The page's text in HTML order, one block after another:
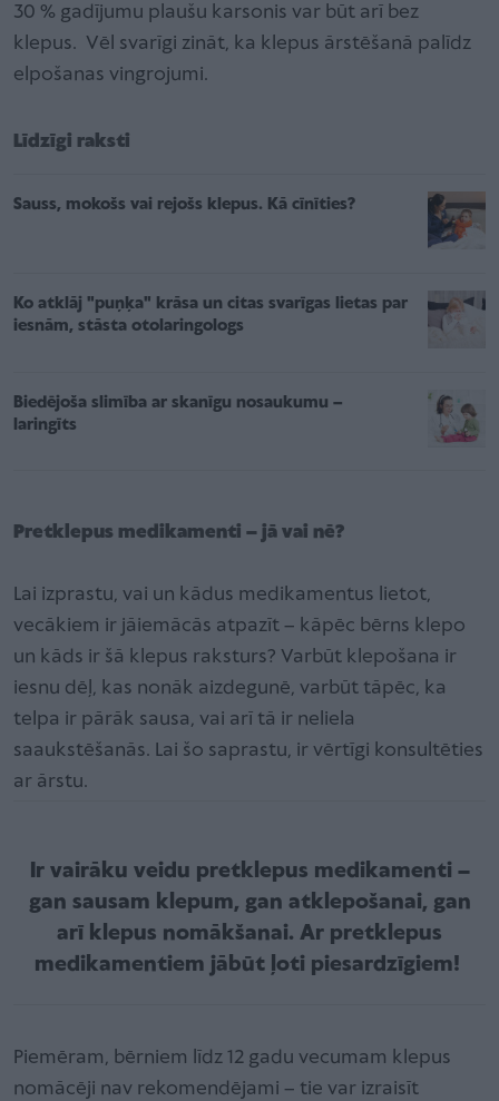
30 % gadījumu plaušu karsonis var būt arī bez
klepus. Vēl svarīgi zināt, ka klepus ārstēšanā palīdz
elpošanas vingrojumi.
Līdzīgi raksti
Sauss, mokošs vai rejošs klepus. Kā cīnīties?
Ko atklāj "puņķa" krāsa un citas svarīgas lietas par
iesnām, stāsta otolaringologs
Biedējoša slimība ar skanīgu nosaukumu –
laringīts
Pretklepus medikamenti – jā vai nē?
Lai izprastu, vai un kādus medikamentus lietot,
vecākiem ir jāiemācās atpazīt – kāpēc bērns klepo
un kāds ir šā klepus raksturs? Varbūt klepošana ir
iesnu dēļ, kas nonāk aizdegunē, varbūt tāpēc, ka
telpa ir pārāk sausa, vai arī tā ir neliela
saaukstēšanās. Lai šo saprastu, ir vērtīgi konsultēties
ar ārstu.
Ir vairāku veidu pretklepus medikamenti –
gan sausam klepum, gan atklepošanai, gan
arī klepus nomākšanai. Ar pretklepus
medikamentiem jābūt ļoti piesardzīgiem!
Piemēram, bērniem līdz 12 gadu vecumam klepus
nomācēji nav rekomendējami – tie var izraisīt